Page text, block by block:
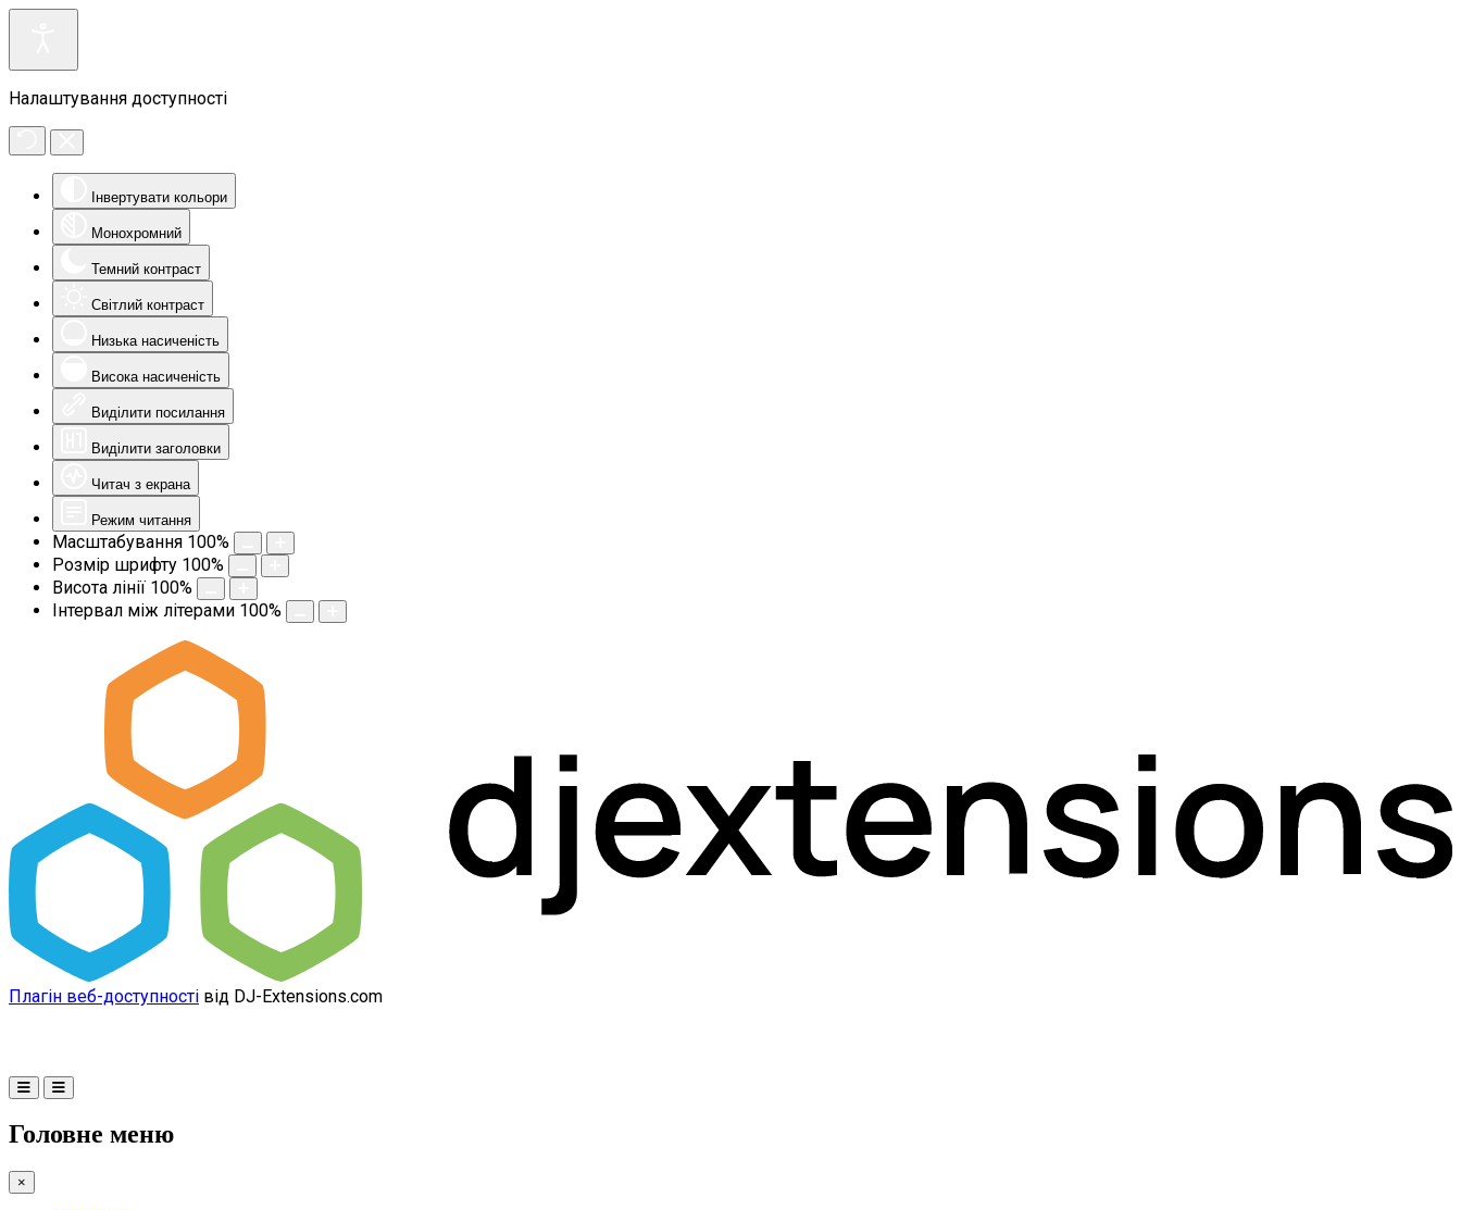
Налаштування доступності
Інвертувати кольори
Монохромний
Темний контраст
Світлий контраст
Низька насиченість
Висока насиченість
Виділити посилання
Виділити заголовки
Читач з екрана
Режим читання
Масштабування 100%
Розмір шрифту 100%
Висота лінії 100%
Інтервал між літерами 100%
Плагін веб-доступності від DJ-Extensions.com
Головне меню
×